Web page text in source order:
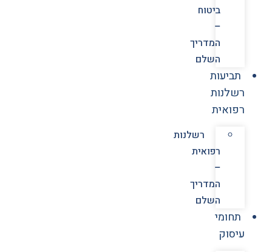
ביטוח
–
המדריך
השלם
תביעות
רשלנות
רפואית
רשלנות
רפואית
–
המדריך
השלם
תחומי
עיסוק